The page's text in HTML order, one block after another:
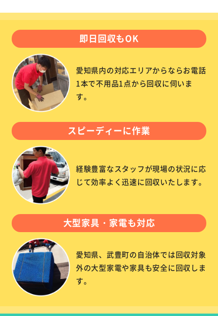
即日回収もOK
愛知県内の対応エリアからならお電話
1本で不用品1点から回収に伺いま
す。
スピーディーに作業
経験豊富なスタッフが現場の状況に応
じて効率よく迅速に回収いたします。
大型家具・家電も対応
愛知県、武豊町の自治体では回収対象
外の大型家電や家具も安全に回収しま
す。